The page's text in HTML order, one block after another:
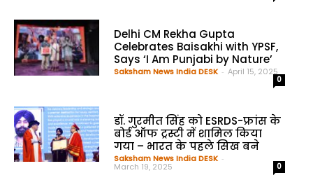
Delhi CM Rekha Gupta
Celebrates Baisakhi with YPSF,
Says ‘I Am Punjabi by Nature’
Saksham News India DESK - April 15, 2025
0
डॉ. गुरमीत सिंह को ESRDS-फ्रांस के
बोर्ड ऑफ ट्रस्टी में शामिल किया
गया – भारत के पहले सिख बने
Saksham News India DESK -
March 19, 2025 0